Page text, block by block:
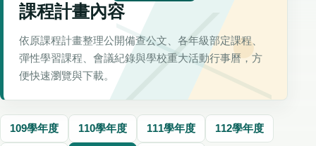
課程計畫內容
依原課程計畫整理公開備查公文、各年級部定課程、
彈性學習課程、會議紀錄與學校重大活動行事曆，方
便快速瀏覽與下載。
109學年度 110學年度 111學年度 112學年度